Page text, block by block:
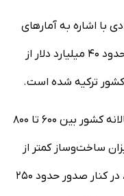
با اشاره به آمارهای
موجود یادآور شد: طی پنج سال گذشته حدود ۴۰ میلیارد دلار از
ترکیه شده است.
بیدی افزود: این در حالی است که نیاز سالانه کشور بین ۶۰۰ تا ۸۰۰
ساخت‌وساز کمتر از
۲۵۰ هزار واحد بوده و تا پایان سال جاری، در کنار صدور حدود ۲۵۰